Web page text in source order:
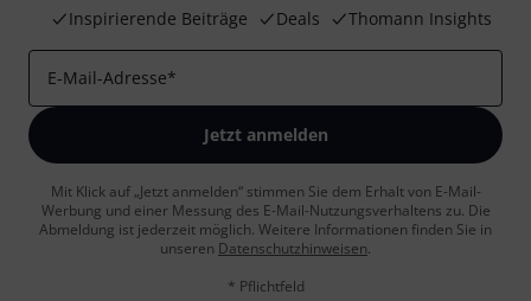
Inspirierende Beiträge
Deals Thomann Insights
E-Mail-Adresse*
Jetzt anmelden
Mit Klick auf „Jetzt anmelden“ stimmen Sie dem Erhalt von E-Mail-
Werbung und einer Messung des E-Mail-Nutzungsverhaltens zu. Die
Abmeldung ist jederzeit möglich. Weitere Informationen finden Sie in
unseren Datenschutzhinweisen.
* Pflichtfeld